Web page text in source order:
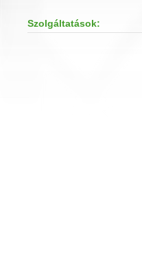
Szolgáltatások: